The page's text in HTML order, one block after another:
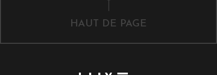
HAUT DE PAGE